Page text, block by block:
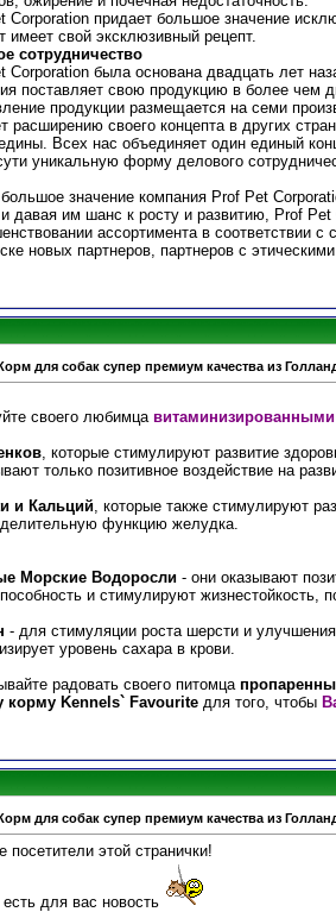
Corporation придает большое значение
имеет свой эксклюзивный рецепт.
сотрудничество
Corporation была основана двадцать лет
поставляет свою продукцию в более чем
продукции размещается на семи
расширению своего концепта в других
Всех нас объединяет один единый
уникальную форму делового
значение компания Prof Pet
давая им шанс к росту и развитию, Prof
ассортимента в соответствии
новых партнеров, партнеров с
для собак супер премиум качества из
своего любимца
, которые стимулируют развитие
только позитивное воздействие на
и Кальций, которые также стимулируют
функцию желудка.
Морские Водоросли - они оказывают
и стимулируют жизнестойкость,
- для стимуляции роста шерсти и
уровень сахара в крови.
радовать своего питомца
корму Kennels` Favourite для того, чтобы
для собак супер премиум качества из
посетители этой странички!
для вас новость